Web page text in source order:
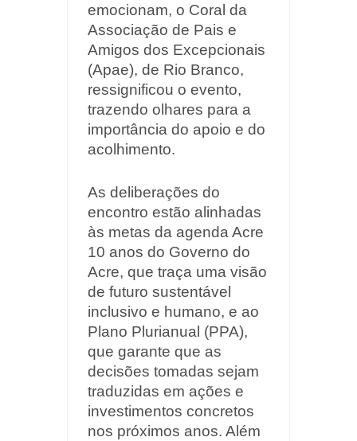
emocionam, o Coral da
Associação de Pais e
Amigos dos Excepcionais
(Apae), de Rio Branco,
ressignificou o evento,
trazendo olhares para a
importância do apoio e do
acolhimento.
As deliberações do
encontro estão alinhadas
às metas da agenda Acre
10 anos do Governo do
Acre, que traça uma visão
de futuro sustentável
inclusivo e humano, e ao
Plano Plurianual (PPA),
que garante que as
decisões tomadas sejam
traduzidas em ações e
investimentos concretos
nos próximos anos. Além